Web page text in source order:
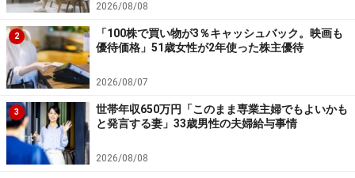
「基礎年金は満額プラスアルファ」
現役時代にもっとこうしておけばよかったことがある
か、との問いには「後悔はありません。大学は法学部で
社会保障法の勉強を通じて日本の年金制度などを（よ
く）知っていた」とのこと。
「実際にやって良かったと思うのは、60歳で国民年金に
2026/08/08
2
「100株で買い物が3％キャッシュバック。映画も
優待価格」51歳女性が2年使った株主優待
2026/08/07
3
世帯年収650万円「このまま専業主婦でもよいかも
と発言する妻」33歳男性の夫婦給与事情
2026/08/08